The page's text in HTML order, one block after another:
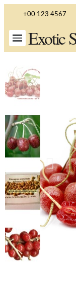
+00 123 4567
Exotic